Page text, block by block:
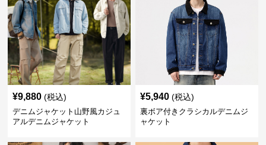
¥9,880 (税込)
デニムジャケット山野風カジュ
アルデニムジャケット
¥5,940 (税込)
裏ボア付きクラシカルデニムジ
ャケット